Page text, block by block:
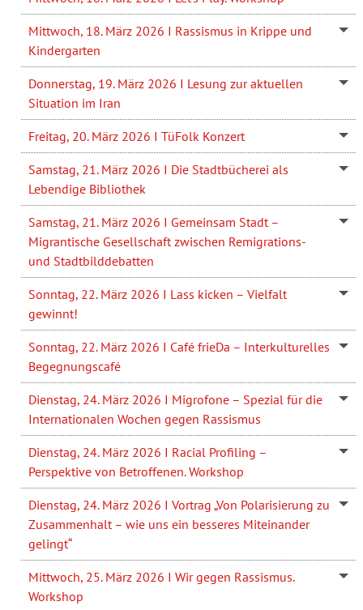
Mittwoch, 18. März 2026 I Rassismus in Krippe und
Kindergarten
Donnerstag, 19. März 2026 I Lesung zur aktuellen
Situation im Iran
Freitag, 20. März 2026 I TüFolk Konzert
Samstag, 21. März 2026 I Die Stadtbücherei als
Lebendige Bibliothek
Samstag, 21. März 2026 I Gemeinsam Stadt –
Migrantische Gesellschaft zwischen Remigrations-
und Stadtbilddebatten
Sonntag, 22. März 2026 I Lass kicken – Vielfalt
gewinnt!
Sonntag, 22. März 2026 I Café frieDa – Interkulturelles
Begegnungscafé
Dienstag, 24. März 2026 I Migrofone – Spezial für die
Internationalen Wochen gegen Rassismus
Dienstag, 24. März 2026 I Racial Profiling –
Perspektive von Betroffenen. Workshop
Dienstag, 24. März 2026 I Vortrag „Von Polarisierung zu
Zusammenhalt – wie uns ein besseres Miteinander
gelingt“
Mittwoch, 25. März 2026 I Wir gegen Rassismus.
Workshop